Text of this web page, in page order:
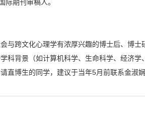
际期刊审稿人。
与跨文化心理学有浓厚兴趣的博士后、博士
科背景（如计算机科学、生命科学、经济学
直博生的同学，建议于当年5月前联系金淑